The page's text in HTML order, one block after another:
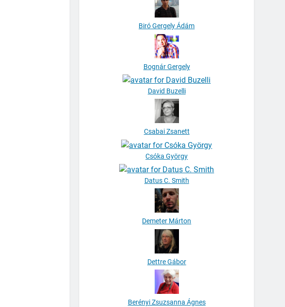
Biró Gergely Ádám
Bognár Gergely
David Buzelli
Csabai Zsanett
Csóka György
Datus C. Smith
Demeter Márton
Dettre Gábor
Berényi Zsuzsanna Ágnes